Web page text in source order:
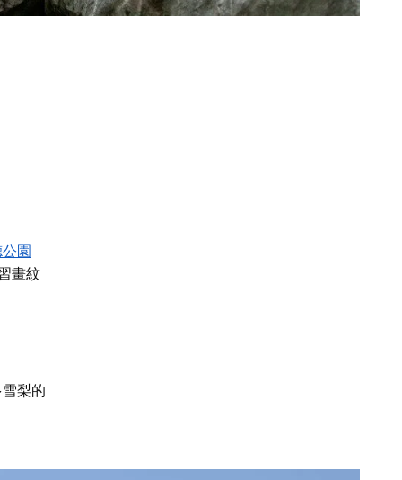
園
畫紋
梨的